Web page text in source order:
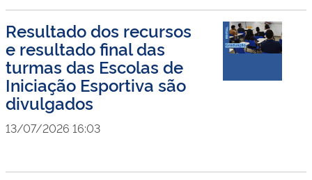
Resultado dos recursos
e resultado final das
turmas das Escolas de
Iniciação Esportiva são
divulgados
13/07/2026 16:03